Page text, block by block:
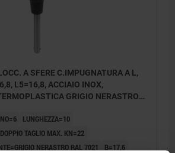
A SFERE C.IMPUGNATURA A L,
L5=16,8, ACCIAIO INOX,
GRIGIO NERASTRO
LUNGHEZZA=10
TAGLIO MAX. KN=22
NERASTRO RAL 7021
B=17,6